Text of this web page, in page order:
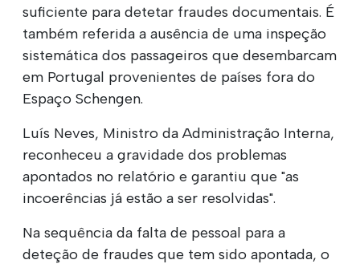
suficiente para detetar fraudes documentais. É
também referida a ausência de uma inspeção
sistemática dos passageiros que desembarcam
em Portugal provenientes de países fora do
Espaço Schengen.
Luís Neves, Ministro da Administração Interna,
reconheceu a gravidade dos problemas
apontados no relatório e garantiu que "as
incoerências já estão a ser resolvidas".
Na sequência da falta de pessoal para a
deteção de fraudes que tem sido apontada, o